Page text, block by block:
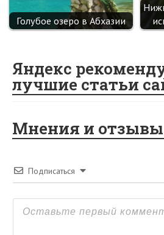
Голубое озеро в Абхазии
Яндекс
лучшие статьи
Мнения и отзывы
Подписаться